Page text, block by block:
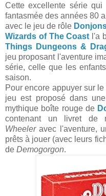
Cette excellente série
fantasmée des années 80
avec le jeu de rôle
Wizards of The Coast l'a
Things Dungeons &
jeu proposant l'aventure
série, celle que les
saison.
Pour encore appuyer sur
jeu est proposé dans
mythique boîte rouge de
contenant un livret
Wheeleravec l'aventure,
prêts à jouer (avec leurs
de Demogorgon.